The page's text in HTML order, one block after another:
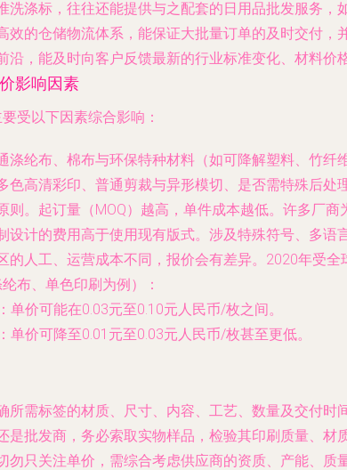
洗涤标，往往还能提供与之配套的日用品批发服务
效的仓储物流体系，能保证大批量订单的及时交付，
沿，能及时向客户反馈最新的行业标准变化、材料价
影响因素
受以下因素综合影响：
涤纶布、棉布与环保特种材料（如可降解塑料、竹纤
色高清彩印、普通剪裁与异形模切、是否需特殊后处
则。起订量（MOQ）越高，单件成本越低。许多厂
设计的费用高于使用现有版式。涉及特殊符号、多语
的人工、运营成本不同，报价会有差异。2020年受
布、单色印刷为例）
：
：单价可能在0.03元至0.10元人民币/枚之间。
：单价可降至0.01元至0.03元人民币/枚甚至更低。
所需标签的材质、尺寸、内容、工艺、数量及交付时间
是批发商，务必索取实物样品，检验其印刷质量、材
勿只关注单价，需综合考虑供应商的资质、产能、质